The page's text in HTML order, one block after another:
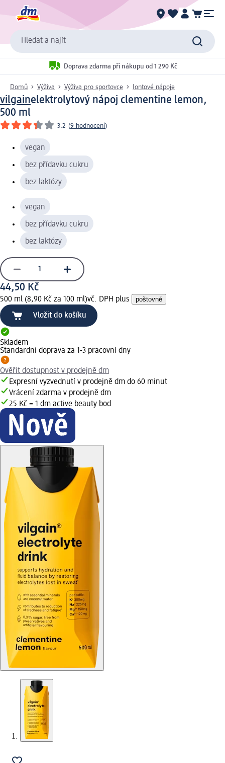
Hledat a najít
Doprava zdarma při nákupu od 1 290 Kč
Domů Výživa Výživa pro sportovce Iontové nápoje
vilgainelektrolytový nápoj clementine lemon,
500 ml
3.2 (9 hodnocení)
vegan
bez přídavku cukru
bez laktózy
vegan
bez přídavku cukru
bez laktózy
44,50 Kč
500 ml (8,90 Kč za 100 ml)vč. DPH plus poštovné
Vložit do košíku
Skladem
Standardní doprava za 1-3 pracovní dny
Ověřit dostupnost v prodejně dm
Expresní vyzvednutí v prodejně dm do 60 minut
Vrácení zdarma v prodejně dm
25 Kč = 1 dm active beauty bod